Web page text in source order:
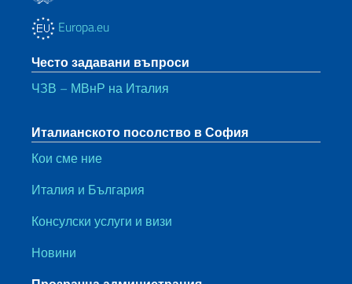
Europa.eu
Често задавани въпроси
ЧЗВ – МВнР на Италия
Италианското посолство в София
Кои сме ние
Италия и България
Консулски услуги и визи
Новини